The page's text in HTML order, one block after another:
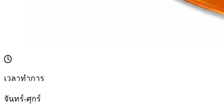
เวลาทำการ
จันทร์-ศุกร์